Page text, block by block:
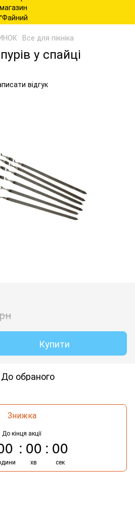
Все для пікніка
у спайці
відгук
Купити
До обраного
Знижка
До кінця акції
00
хв
00
сек